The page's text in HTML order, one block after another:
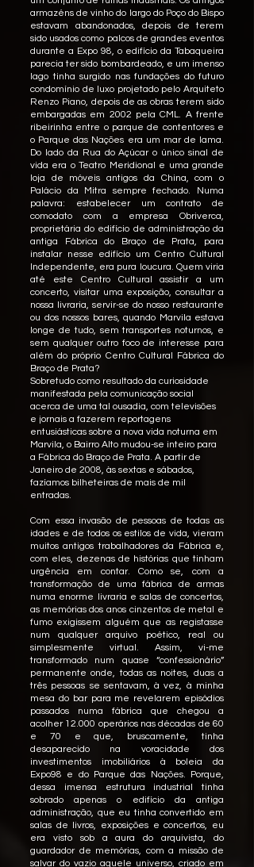
armazéns de vinho do largo do Poço do Bispo
estavam abandonados, depois de terem
sido usados como palcos de grandes eventos
durante a Expo 98, o edifício da Tabaqueira
parecia ter sido bombardeado, e um imenso
lago tinha surgido nas fundações do futuro
condomínio de luxo projetado pelo Arquiteto
Renzo Piano, depois de as obras terem sido
embargadas em 2002 pela CML. A frente
ribeirinha entre o parque de contentores e
o Parque das Nações era um mar de lama.
Do lado da Rua do Açúcar o único sinal de
vida era o Teatro Meridional e uma grande
loja de móveis antigos da China, com o
Palácio da Mitra sempre fechado. Numa
palavra: estabelecer um contrato de
comodato com a empresa Obriverca,
proprietária do edifício de administração da
antiga Fábrica do Braço de Prata, para
instalar nesse edifício um Centro Cultural
Independente, era pura loucura. Quem viria
até este Centro Cultural assistir a um
concerto, visitar uma exposição, consultar a
nossa livraria, servir-se do nosso restaurante
ou dos nossos bares, quando Marvila estava
longe de tudo, sem transportes noturnos, e
sem qualquer outro foco de interesse para
além do próprio Centro Cultural Fábrica do
Braço de Prata?
Sobretudo como resultado da curiosidade
manifestada pela comunicação social
acerca de uma tal ousadia, com televisões
e jornais a fazerem reportagens
entusiásticas sobre a nova vida noturna em
Marvila, o Bairro Alto mudou-se inteiro para
a Fábrica do Braço de Prata. A partir de
Janeiro de 2008, às sextas e sábados,
fazíamos bilheteiras de mais de mil
entradas.
Com essa invasão de pessoas de todas as
idades e de todos os estilos de vida, vieram
muitos antigos trabalhadores da Fábrica e,
com eles, dezenas de histórias que tinham
urgência em contar. Como se, com a
transformação de uma fábrica de armas
numa enorme livraria e salas de concertos,
as memórias dos anos cinzentos de metal e
fumo exigissem alguém que as registasse
num qualquer arquivo poético, real ou
simplesmente virtual. Assim, vi-me
transformado num quase “confessionário”
permanente onde, todas as noites, duas a
três pessoas se sentavam, à vez, à minha
mesa do bar para me revelarem episódios
passados numa fábrica que chegou a
acolher 12.000 operários nas décadas de 60
e 70 e que, bruscamente, tinha
desaparecido na voracidade dos
investimentos imobiliários à boleia da
Expo98 e do Parque das Nações. Porque,
dessa imensa estrutura industrial tinha
sobrado apenas o edifício da antiga
administração, que eu tinha convertido em
salas de livros, exposições e concertos, eu
era visto sob a aura do arquivista, do
guardador de memórias, com a missão de
salvar do vazio aquele universo, criado em